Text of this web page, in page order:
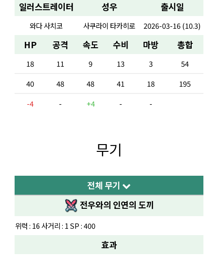
일러스트레이터 성우 출시일
와다 사치코 사쿠라이 타카히로 2026-03-16 (10.3)
HP 공격 속도 수비 마방 총합
18 11 9 13 3
54
40
48 48 41 18
195
-4
- +4 - -
무기
전체 무기
전우와의 인연의 도끼
위력 : 16 사거리 : 1 SP : 400
효과